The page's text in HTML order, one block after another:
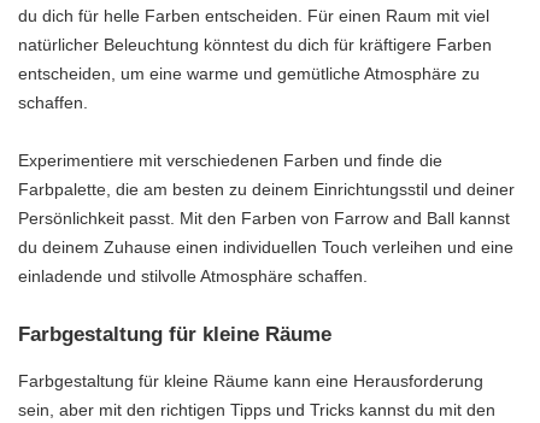
du dich für helle Farben entscheiden. Für einen Raum mit viel
natürlicher Beleuchtung könntest du dich für kräftigere Farben
entscheiden, um eine warme und gemütliche Atmosphäre zu
schaffen.
Experimentiere mit verschiedenen Farben und finde die
Farbpalette, die am besten zu deinem Einrichtungsstil und deiner
Persönlichkeit passt. Mit den Farben von Farrow and Ball kannst
du deinem Zuhause einen individuellen Touch verleihen und eine
einladende und stilvolle Atmosphäre schaffen.
Farbgestaltung für kleine Räume
Farbgestaltung für kleine Räume kann eine Herausforderung
sein, aber mit den richtigen Tipps und Tricks kannst du mit den